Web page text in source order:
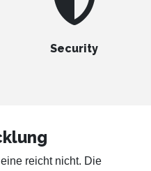
Security
reicht nicht. Die